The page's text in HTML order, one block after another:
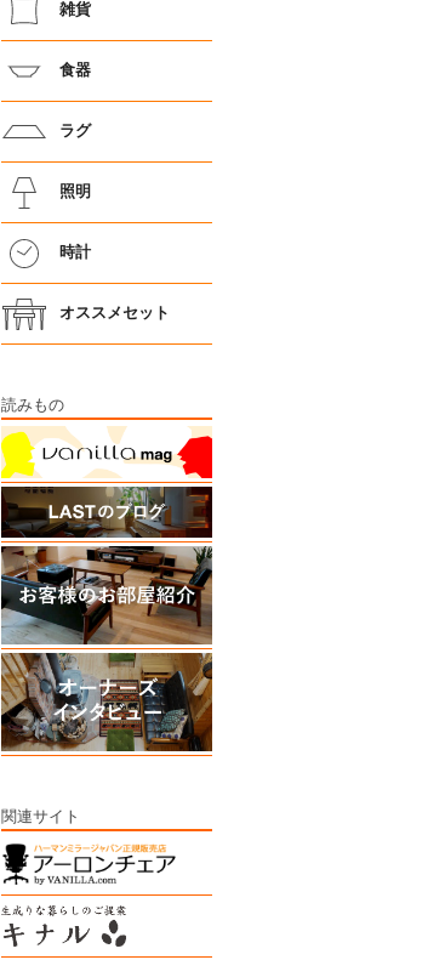
雑貨
食器
ラグ
照明
時計
オススメセット
読みもの
関連サイト